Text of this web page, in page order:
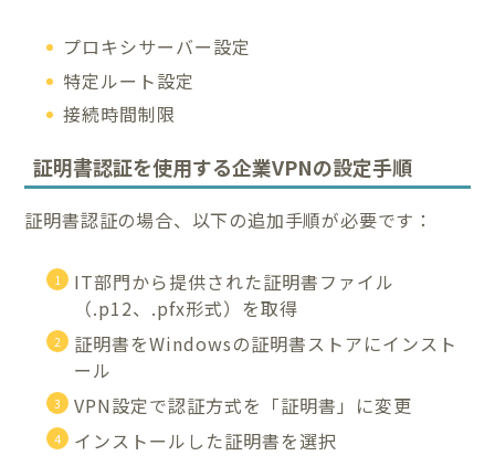
プロキシサーバー設定
特定ルート設定
接続時間制限
証明書認証を使用する企業VPNの設定手順
証明書認証の場合、以下の追加手順が必要です：
IT部門から提供された証明書ファイル
（.p12、.pfx形式）を取得
証明書をWindowsの証明書ストアにインスト
ール
VPN設定で認証方式を「証明書」に変更
インストールした証明書を選択